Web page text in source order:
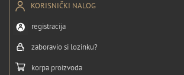
KORISNIČKI NALOG
registracija
zaboravio si lozinku?
korpa proizvoda